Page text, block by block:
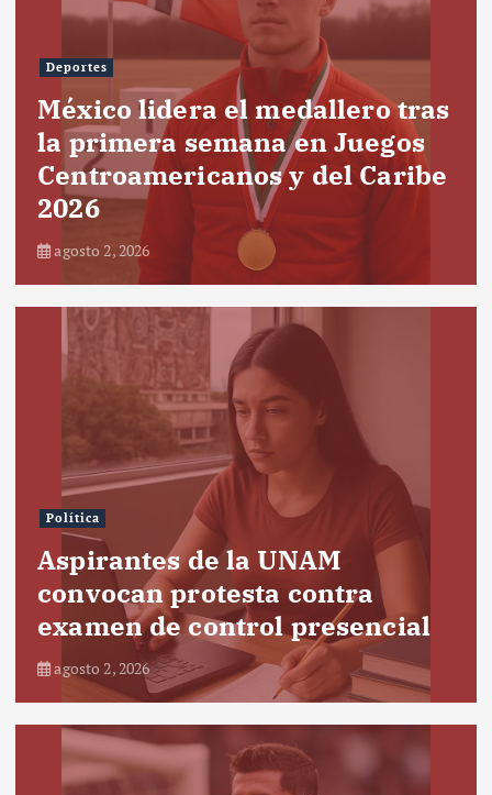
Deportes
México lidera el medallero tras
la primera semana en Juegos
Centroamericanos y del Caribe
2026
agosto 2, 2026
Política
Aspirantes de la UNAM
convocan protesta contra
examen de control presencial
agosto 2, 2026